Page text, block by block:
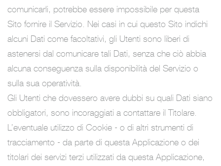
comunicarli, potrebbe essere impossibile per questa
Sito fornire il Servizio. Nei casi in cui questo Sito indichi
alcuni Dati come facoltativi, gli Utenti sono liberi di
astenersi dal comunicare tali Dati, senza che ciò abbia
alcuna conseguenza sulla disponibilità del Servizio o
sulla sua operatività.
Gli Utenti che dovessero avere dubbi su quali Dati siano
obbligatori, sono incoraggiati a contattare il Titolare.
L’eventuale utilizzo di Cookie - o di altri strumenti di
tracciamento - da parte di questa Applicazione o dei
titolari dei servizi terzi utilizzati da questa Applicazione,